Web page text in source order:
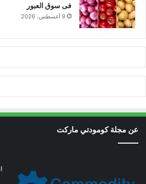
فى سوق العبور
9 أغسطس، 2026
عن مجلة كومودتي ماركت